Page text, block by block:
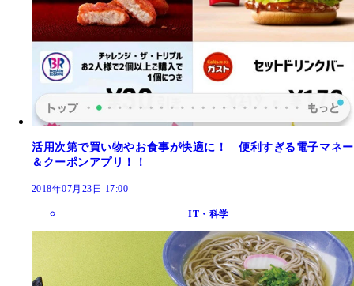
活用次第で買い物やお食事が快適に！ 便利すぎる電子マネー
＆クーポンアプリ！！
2018年07月23日 17:00
IT・科学